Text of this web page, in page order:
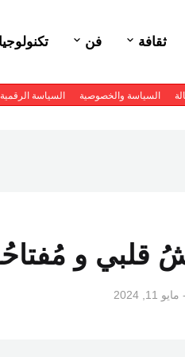
ثقافة فن
السياسة والخصوصية السياسة الرقمية
قلبي و مُفتاحُه
- مايو 11, 2024